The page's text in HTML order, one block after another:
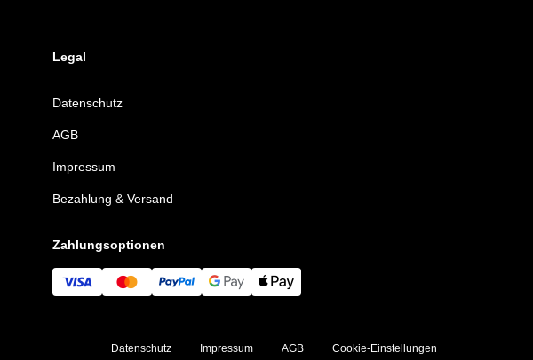
Legal
Datenschutz
AGB
Impressum
Bezahlung & Versand
Zahlungsoptionen
Datenschutz Impressum AGB Cookie-Einstellungen